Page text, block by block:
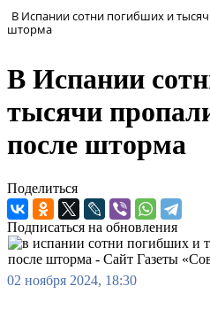
В Испании сотни погибших и
шторма
В Испании
тысячи
после шторма
Поделиться
Подписаться на обновления
02 ноября 2024, 18:30